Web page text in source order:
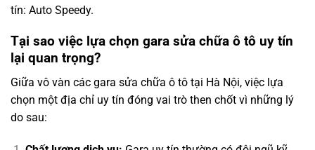
tín: Auto Speedy.
Tại sao việc lựa chọn gara sửa chữa ô tô uy tín
lại quan trọng?
Giữa vô vàn các gara sửa chữa ô tô tại Hà Nội, việc lựa
chọn một địa chỉ uy tín đóng vai trò then chốt vì những lý
do sau: